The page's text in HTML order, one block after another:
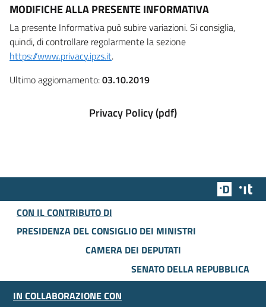
MODIFICHE ALLA PRESENTE INFORMATIVA
La presente Informativa può subire variazioni. Si consiglia,
quindi, di controllare regolarmente la sezione
https://www.privacy.ipzs.it.
Ultimo aggiornamento:03.10.2019
Privacy Policy (pdf)
Team
CON IL CONTRIBUTO DI
PRESIDENZA DEL CONSIGLIO DEI MINISTRI
CAMERA DEI DEPUTATI
SENATO DELLA REPUBBLICA
IN COLLABORAZIONE CON